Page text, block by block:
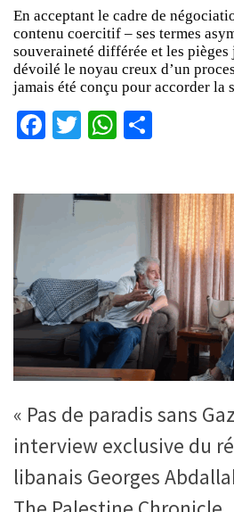
En acceptant le cadre de
contenu coercitif – ses termes
souveraineté différée et les
dévoilé le noyau creux d’un
jamais été conçu pour accorder la
Facebook
TwitterWhatsApp
« Pas de paradis sans
interview exclusive du
libanais Georges